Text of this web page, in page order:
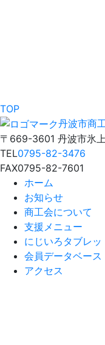
TOP
丹波市商
〒669-3601 丹波市氷
TEL0795-82-3476
FAX0795-82-7601
ホーム
お知らせ
商工会について
支援メニュー
にじいろタブレッ
会員データベース
アクセス